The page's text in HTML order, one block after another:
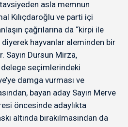
asla memnun
Kılıçdaroğlu ve parti içi
çağrılarına da “kirpi ile
diyerek hayvanlar aleminden bir
Sayın Dursun Mirza,
delege seçimlerindeki
damga vurması ve
bayan aday Sayın Merve
öncesinde adaylıkta
altında bırakılmasından da